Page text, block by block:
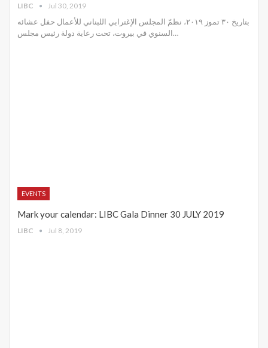
LIBC Jul 30, 2019
بتاريخ ٣٠ تموز ٢٠١٩، نظمّ المجلس الإغترابي اللبناني للأعمال حفل عشائه
السنوي في بيروت، تحت رعاية دولة رئيس مجلس…
EVENTS
Mark your calendar: LIBC Gala Dinner 30 JULY 2019
LIBC Jul 8, 2019